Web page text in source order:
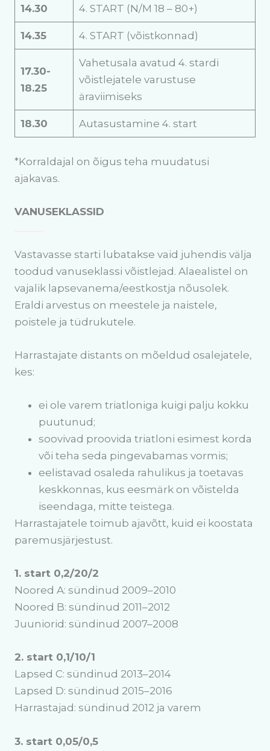
14.30 4. START (N/M 18 – 80+)
14.35 4. START (võistkonnad)
17.30-
18.25
Vahetusala avatud 4. stardi
võistlejatele varustuse
äraviimiseks
18.30 Autasustamine 4. start
*Korraldajal on õigus teha muudatusi
ajakavas.
VANUSEKLASSID
Vastavasse starti lubatakse vaid juhendis välja
toodud vanuseklassi võistlejad. Alaealistel on
vajalik lapsevanema/eestkostja nõusolek.
Eraldi arvestus on meestele ja naistele,
poistele ja tüdrukutele.
Harrastajate distants on mõeldud osalejatele,
kes:
ei ole varem triatloniga kuigi palju kokku
puutunud;
soovivad proovida triatloni esimest korda
või teha seda pingevabamas vormis;
eelistavad osaleda rahulikus ja toetavas
keskkonnas, kus eesmärk on võistelda
iseendaga, mitte teistega.
Harrastajatele toimub ajavõtt, kuid ei koostata
paremusjärjestust.
1. start 0,2/20/2
Noored A: sündinud 2009–2010
Noored B: sündinud 2011–2012
Juuniorid: sündinud 2007–2008
2. start 0,1/10/1
Lapsed C: sündinud 2013–2014
Lapsed D: sündinud 2015–2016
Harrastajad: sündinud 2012 ja varem
3. start 0,05/0,5